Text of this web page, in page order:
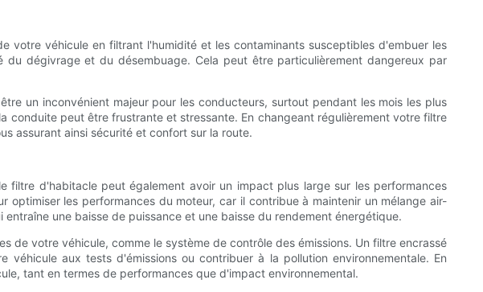
véhicule en filtrant l'humidité et les contaminants susceptibles d'embuer les
dégivrage et du désembuage. Cela peut être particulièrement dangereux par
un inconvénient majeur pour les conducteurs, surtout pendant les mois les plus
peut être frustrante et stressante. En changeant régulièrement votre filtre
assurant ainsi sécurité et confort sur la route.
d'habitacle peut également avoir un impact plus large sur les performances
les performances du moteur, car il contribue à maintenir un mélange air-
une baisse de puissance et une baisse du rendement énergétique.
votre véhicule, comme le système de contrôle des émissions. Un filtre encrassé
aux tests d'émissions ou contribuer à la pollution environnementale. En
tant en termes de performances que d'impact environnemental.